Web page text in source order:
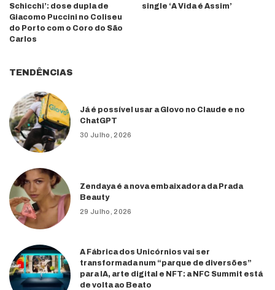
Schicchi’: dose dupla de
Giacomo Puccini no Coliseu
do Porto com o Coro do São
Carlos
single ‘A Vida é Assim’
TENDÊNCIAS
Já é possível usar a Glovo no Claude e no
ChatGPT
30 Julho, 2026
Zendaya é a nova embaixadora da Prada
Beauty
29 Julho, 2026
A Fábrica dos Unicórnios vai ser
transformada num “parque de diversões”
para IA, arte digital e NFT: a NFC Summit está
de volta ao Beato